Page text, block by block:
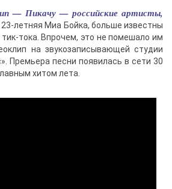
— Пикачу — российские артисты,
летняя Миа Бойка, больше известны
тока. Впрочем, это не помешало им
на звукозаписывающей студии
Премьера песни появилась в сети 30
хитом лета.